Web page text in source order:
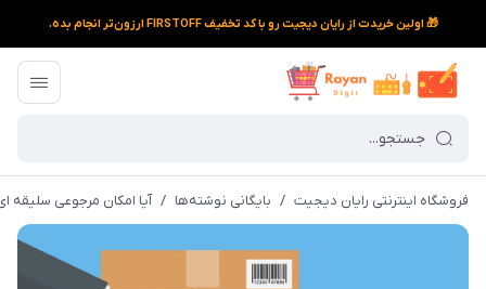
🎁 اولین خریدت از رایان دیجیت رو با کد تخفیف FIRSTOFF ارزون‌تر انجام بده.
فروشگاه اینترنتی رایان دیجیت / بایگانی نوشته‌ها / آیا امکان مرجوعی سلیقه